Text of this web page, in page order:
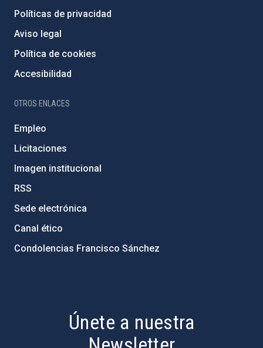
Políticas de privacidad
Aviso legal
Política de cookies
Accesibilidad
OTROS ENLACES
Empleo
Licitaciones
Imagen institucional
RSS
Sede electrónica
Canal ético
Condolencias Francisco Sánchez
Únete a nuestra